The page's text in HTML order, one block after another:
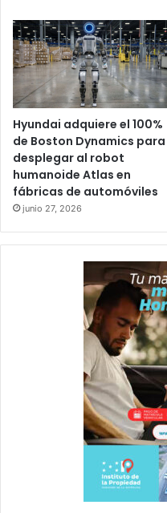
Hyundai adquiere el 100%
de Boston Dynamics para
desplegar al robot
humanoide Atlas en
fábricas de automóviles
junio 27, 2026